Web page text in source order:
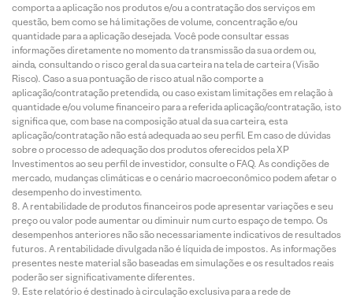
comporta a aplicação nos produtos e/ou a contratação dos serviços em
questão, bem como se há limitações de volume, concentração e/ou
quantidade para a aplicação desejada. Você pode consultar essas
informações diretamente no momento da transmissão da sua ordem ou,
ainda, consultando o risco geral da sua carteira na tela de carteira (Visão
Risco). Caso a sua pontuação de risco atual não comporte a
aplicação/contratação pretendida, ou caso existam limitações em relação à
quantidade e/ou volume financeiro para a referida aplicação/contratação, isto
significa que, com base na composição atual da sua carteira, esta
aplicação/contratação não está adequada ao seu perfil. Em caso de dúvidas
sobre o processo de adequação dos produtos oferecidos pela XP
Investimentos ao seu perfil de investidor, consulte o FAQ. As condições de
mercado, mudanças climáticas e o cenário macroeconômico podem afetar o
desempenho do investimento.
A rentabilidade de produtos financeiros pode apresentar variações e seu
preço ou valor pode aumentar ou diminuir num curto espaço de tempo. Os
desempenhos anteriores não são necessariamente indicativos de resultados
futuros. A rentabilidade divulgada não é líquida de impostos. As informações
presentes neste material são baseadas em simulações e os resultados reais
poderão ser significativamente diferentes.
Este relatório é destinado à circulação exclusiva para a rede de